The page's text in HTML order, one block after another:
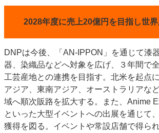
2028年度に売上20億円を目指し世
DNPは今後、「AN-IPPON」を通じて漆
器、染織品などへ対象を広げ、３年間で
工芸産地との連携を目指す。北米を起点
アジア、東南アジア、オーストラリアな
域へ順次販路を拡大する。また、Anime
といった大型イベントへの出展を通じて
獲得を図る。イベントや常設店舗で得ら